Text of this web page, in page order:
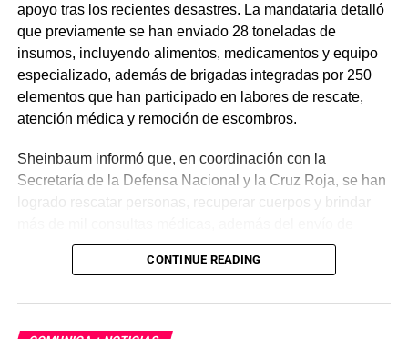
apoyo tras los recientes desastres. La mandataria detalló
que previamente se han enviado 28 toneladas de
insumos, incluyendo alimentos, medicamentos y equipo
especializado, además de brigadas integradas por 250
elementos que han participado en labores de rescate,
atención médica y remoción de escombros.
Sheinbaum informó que, en coordinación con la
Secretaría de la Defensa Nacional y la Cruz Roja, se han
logrado rescatar personas, recuperar cuerpos y brindar
plantas de energía y materiales de apoyo. Subrayó que
estas acciones responden a solicitudes del gobierno
CONTINUE READING